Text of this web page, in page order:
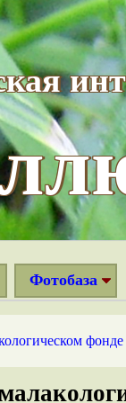
Фотобаза
фонде